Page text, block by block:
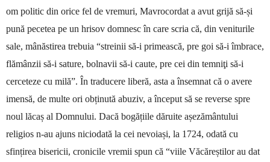
om politic din orice fel de vremuri, Mavrocordat a avut grijă să-și
pună pecetea pe un hrisov domnesc în care scria că, din veniturile
sale, mânăstirea trebuia “streinii să-i primească, pre goi să-i îmbrace,
flămânzii să-i sature, bolnavii să-i caute, pre cei din temniţi să-i
cerceteze cu milă”. În traducere liberă, asta a însemnat că o avere
imensă, de multe ori ob­ținută abuziv, a început să se reverse spre
noul lăcaș al Domnului. Dacă bogățiile dăruite așeză­mân­tului
religios n-au ajuns niciodată la cei ne­voiași, la 1724, odată cu
sfințirea bisericii, cronicile vremii spun că “viile Văcăreștilor au dat